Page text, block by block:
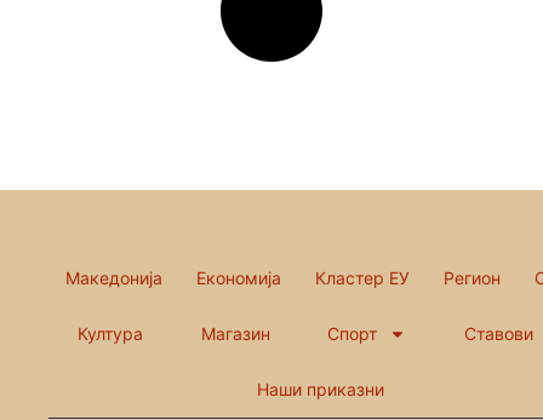
Македонија Економија Кластер ЕУ Регион
Култура Магазин Спорт Ставови
Наши приказни